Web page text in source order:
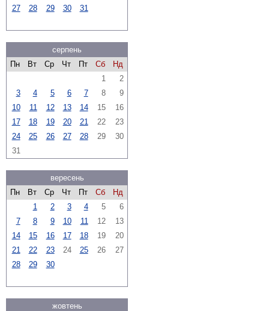
27
28 29 30 31
серпень
Пн
Вт Ср Чт Пт Сб
Нд
1
2
3
4 5 6 7 8
9
10
11 12 13 14 15
16
17
18 19 20 21 22
23
24
25 26 27 28 29
30
31
вересень
Пн
Вт Ср Чт Пт Сб
Нд
1
2 3 4 5
6
7
8 9 10 11 12
13
14
15 16 17 18 19
20
21
22 23 24 25 26
27
28
29 30
жовтень